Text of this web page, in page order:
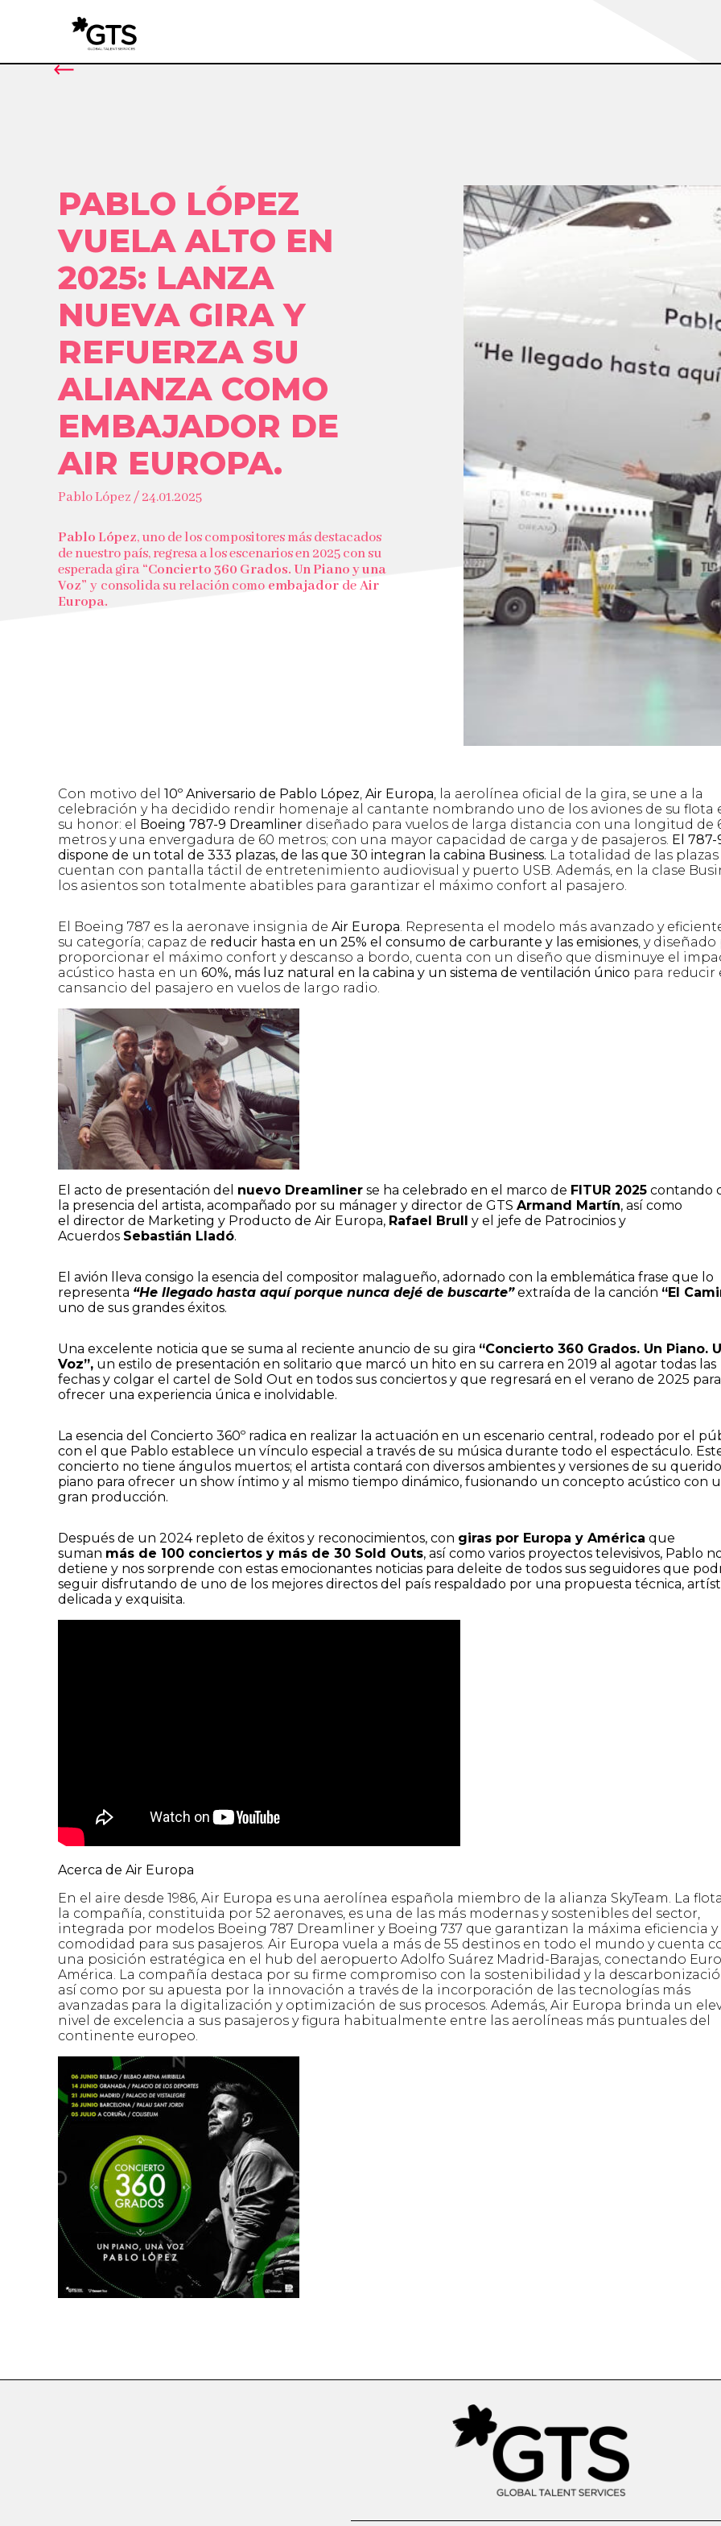
PABLO LÓPEZ
VUELA ALTO EN
2025: LANZA
NUEVA GIRA Y
REFUERZA SU
ALIANZA COMO
EMBAJADOR DE
AIR EUROPA.
Pablo López / 24.01.2025
Pablo López, uno de los compositores más destacados
de nuestro país, regresa a los escenarios en 2025 con su
esperada gira“Concierto 360 Grados. Un Piano y una
Voz” y consolida su relación como embajador deAir
Europa.
Con motivo del 10º Aniversario de Pablo López, Air Europa, la aerolínea oficial de la gira, se une a la
celebración y ha decidido rendir homenaje al cantante nombrando uno de los aviones de su flota
su honor: el Boeing 787-9 Dreamliner diseñado para vuelos de larga distancia con una longitud de
metros y una envergadura de 60 metros; con una mayor capacidad de carga y de pasajeros. El 787-
dispone de un total de 333 plazas, de las que 30 integran la cabina Business. La totalidad de las plazas
cuentan con pantalla táctil de entretenimiento audiovisual y puerto USB. Además, en la clase
los asientos son totalmente abatibles para garantizar el máximo confort al pasajero.
El Boeing 787 es la aeronave insignia de Air Europa. Representa el modelo más avanzado y
su categoría; capaz de reducir hasta en un 25% el consumo de carburante y las emisiones, y diseñado
proporcionar el máximo confort y descanso a bordo, cuenta con un diseño que disminuye el
acústico hasta en un 60%, más luz natural en la cabina y un sistema de ventilación único para reducir
cansancio del pasajero en vuelos de largo radio.
El acto de presentación del nuevo Dreamliner se ha celebrado en el marco de FITUR 2025 contando
la presencia del artista, acompañado por su mánager y director de GTS Armand Martín, así como
el director de Marketing y Producto de Air Europa, Rafael Brull y el jefe de Patrocinios y
Acuerdos Sebastián Lladó.
El avión lleva consigo la esencia del compositor malagueño, adornado con la emblemática frase que lo
representa “He llegado hasta aquí porque nunca dejé de buscarte”extraída de la canción “El
uno de sus grandes éxitos.
Una excelente noticia que se suma al reciente anuncio de su gira “Concierto 360 Grados. Un Piano.
Voz”, un estilo de presentación en solitario que marcó un hito en su carrera en 2019 al agotar todas las
fechas y colgar el cartel de Sold Out en todos sus conciertos y que regresará en el verano de 2025 para
ofrecer una experiencia única e inolvidable.
La esencia del Concierto 360º radica en realizar la actuación en un escenario central, rodeado por el
con el que Pablo establece un vínculo especial a través de su música durante todo el espectáculo.
concierto no tiene ángulos muertos; el artista contará con diversos ambientes y versiones de su querido
piano para ofrecer un show íntimo y al mismo tiempo dinámico, fusionando un concepto acústico con
gran producción.
Después de un 2024 repleto de éxitos y reconocimientos, con giras por Europa y América que
suman más de 100 conciertos y más de 30 Sold Outs, así como varios proyectos televisivos, Pablo
detiene y nos sorprende con estas emocionantes noticias para deleite de todos sus seguidores que
seguir disfrutando de uno de los mejores directos del país respaldado por una propuesta técnica,
delicada y exquisita.
Acerca de Air Europa
En el aire desde 1986, Air Europa es una aerolínea española miembro de la alianza SkyTeam. La
la compañía, constituida por 52 aeronaves, es una de las más modernas y sostenibles del sector,
integrada por modelos Boeing 787 Dreamliner y Boeing 737 que garantizan la máxima eficiencia y
comodidad para sus pasajeros. Air Europa vuela a más de 55 destinos en todo el mundo y cuenta
una posición estratégica en el hub del aeropuerto Adolfo Suárez Madrid-Barajas, conectando
América. La compañía destaca por su firme compromiso con la sostenibilidad y la
así como por su apuesta por la innovación a través de la incorporación de las tecnologías más
avanzadas para la digitalización y optimización de sus procesos. Además, Air Europa brinda un
nivel de excelencia a sus pasajeros y figura habitualmente entre las aerolíneas más puntuales del
continente europeo.